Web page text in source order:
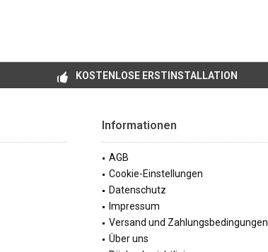
KOSTENLOSE ERSTINSTALLATION
Informationen
AGB
Cookie-Einstellungen
Datenschutz
Impressum
Versand und Zahlungsbedingungen
Über uns